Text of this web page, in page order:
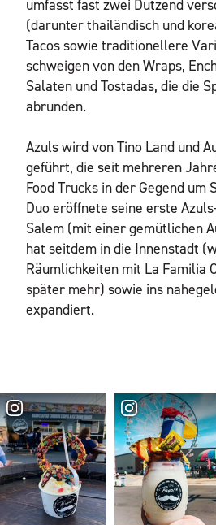
umfasst fast zwei Dutzend
(darunter thailändisch und
Tacos sowie traditionellere
schweigen von den Wraps,
Salaten und Tostadas, die die
abrunden.
Azuls wird von Tino Land und
geführt, die seit mehreren
Food Trucks in der Gegend um
Duo eröffnete seine erste
Salem (mit einer gemütlichen
hat seitdem in die Innenstadt
Räumlichkeiten mit La Familia
später mehr) sowie ins
expandiert.